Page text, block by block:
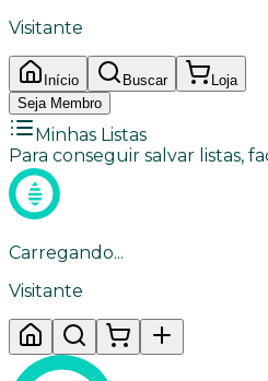
Visitante
Início Buscar
Loja
Seja Membro
Minhas Listas
Para conseguir salvar listas,
Carregando...
Visitante